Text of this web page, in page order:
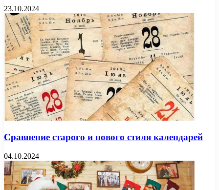
23.10.2024
Сравнение старого и нового стиля календарей
04.10.2024